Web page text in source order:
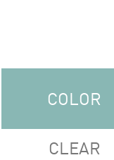
COLOR
CLEAR